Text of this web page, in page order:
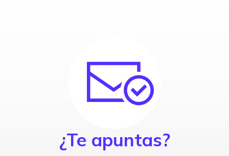
¿Te apuntas?